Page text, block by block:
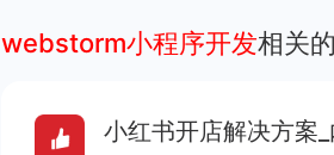
webstorm小程序开发相关
小红书开店解决方案